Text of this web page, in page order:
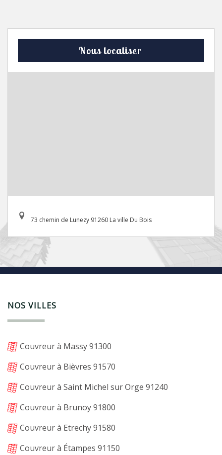
Nous localiser
73 chemin de Lunezy 91260 La ville Du Bois
NOS VILLES
Couvreur à Massy 91300
Couvreur à Bièvres 91570
Couvreur à Saint Michel sur Orge 91240
Couvreur à Brunoy 91800
Couvreur à Etrechy 91580
Couvreur à Étampes 91150